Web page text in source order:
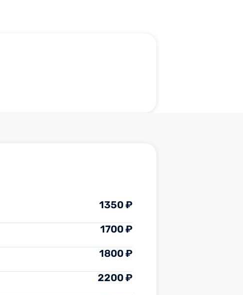
1350 ₽
1700 ₽
1800 ₽
2200 ₽